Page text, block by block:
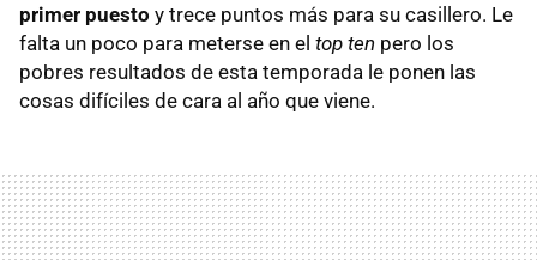
primer puesto y trece puntos más para su casillero. Le
falta un poco para meterse en el top ten pero los
pobres resultados de esta temporada le ponen las
cosas difíciles de cara al año que viene.